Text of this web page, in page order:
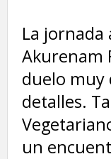
‎La
Akurenam
duelo muy
detalles.
un